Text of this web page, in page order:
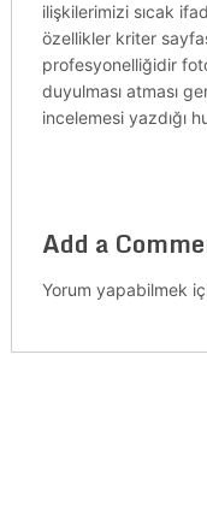
ilişkilerimizi sıcak
özellikler kriter
profesyonelliğidir
duyulması atması
incelemesi yazdığı
Add a
Yorum yapabilmek